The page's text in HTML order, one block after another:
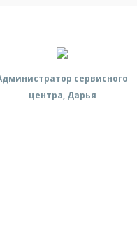
сервисного
центра, Дарья